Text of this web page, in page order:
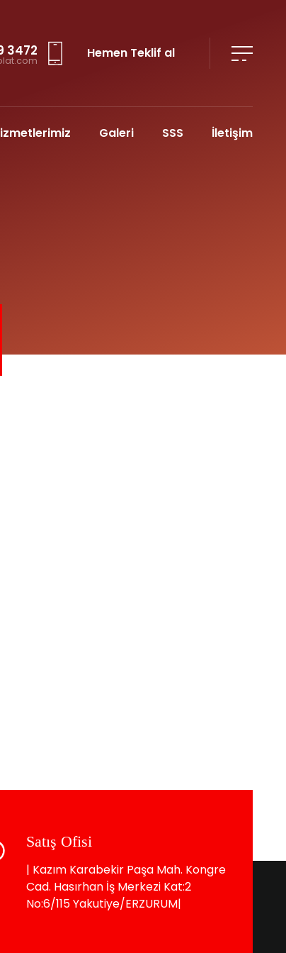
3472 Hemen Teklif al
Galeri SSS İletişim
Satış Ofisi
| Kazım Karabekir Paşa Mah. Kongre
Cad. Hasırhan İş Merkezi Kat:2
No:6/115 Yakutiye/ERZURUM|